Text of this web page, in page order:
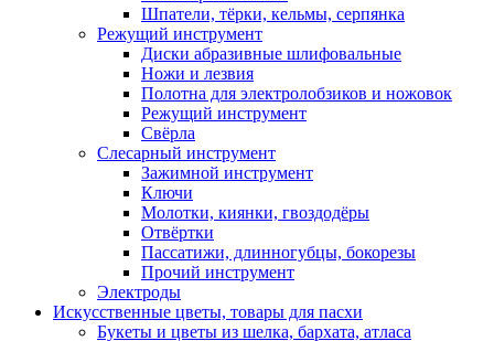
Шпатели, тёрки, кельмы, серпянка
Режущий инструмент
Диски абразивные шлифовальные
Ножи и лезвия
Полотна для электролобзиков и ножовок
Режущий инструмент
Свёрла
Слесарный инструмент
Зажимной инструмент
Ключи
Молотки, киянки, гвоздодёры
Отвёртки
Пассатижи, длинногубцы, бокорезы
Прочий инструмент
Электроды
Искусственные цветы, товары для пасхи
Букеты и цветы из шелка, бархата, атласа